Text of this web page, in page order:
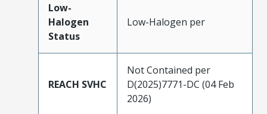
Low-
Halogen
Status
Low-Halogen per
REACH SVHC
Not Contained per
D(2025)7771-DC (04 Feb
2026)